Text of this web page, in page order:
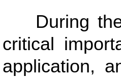
During the
critical
application,